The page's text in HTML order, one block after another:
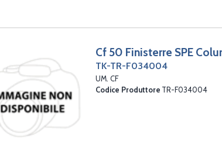
Cf 50 Finisterre SPE
TK-TR-F034004
UM. CF
Codice Produttore TR-F034004